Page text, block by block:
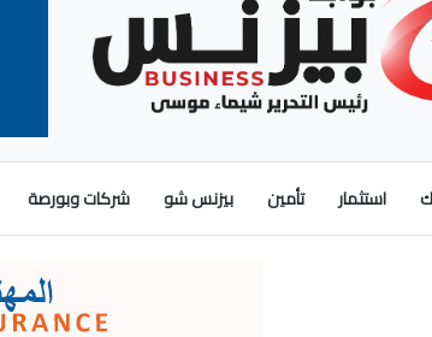
استثمار تأمين بيزنس شو شركات وبورصة